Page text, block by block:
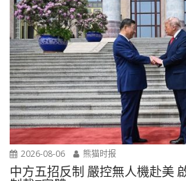
2026-08-06 熊猫时报
中方五招反制 嚴控無人機赴美